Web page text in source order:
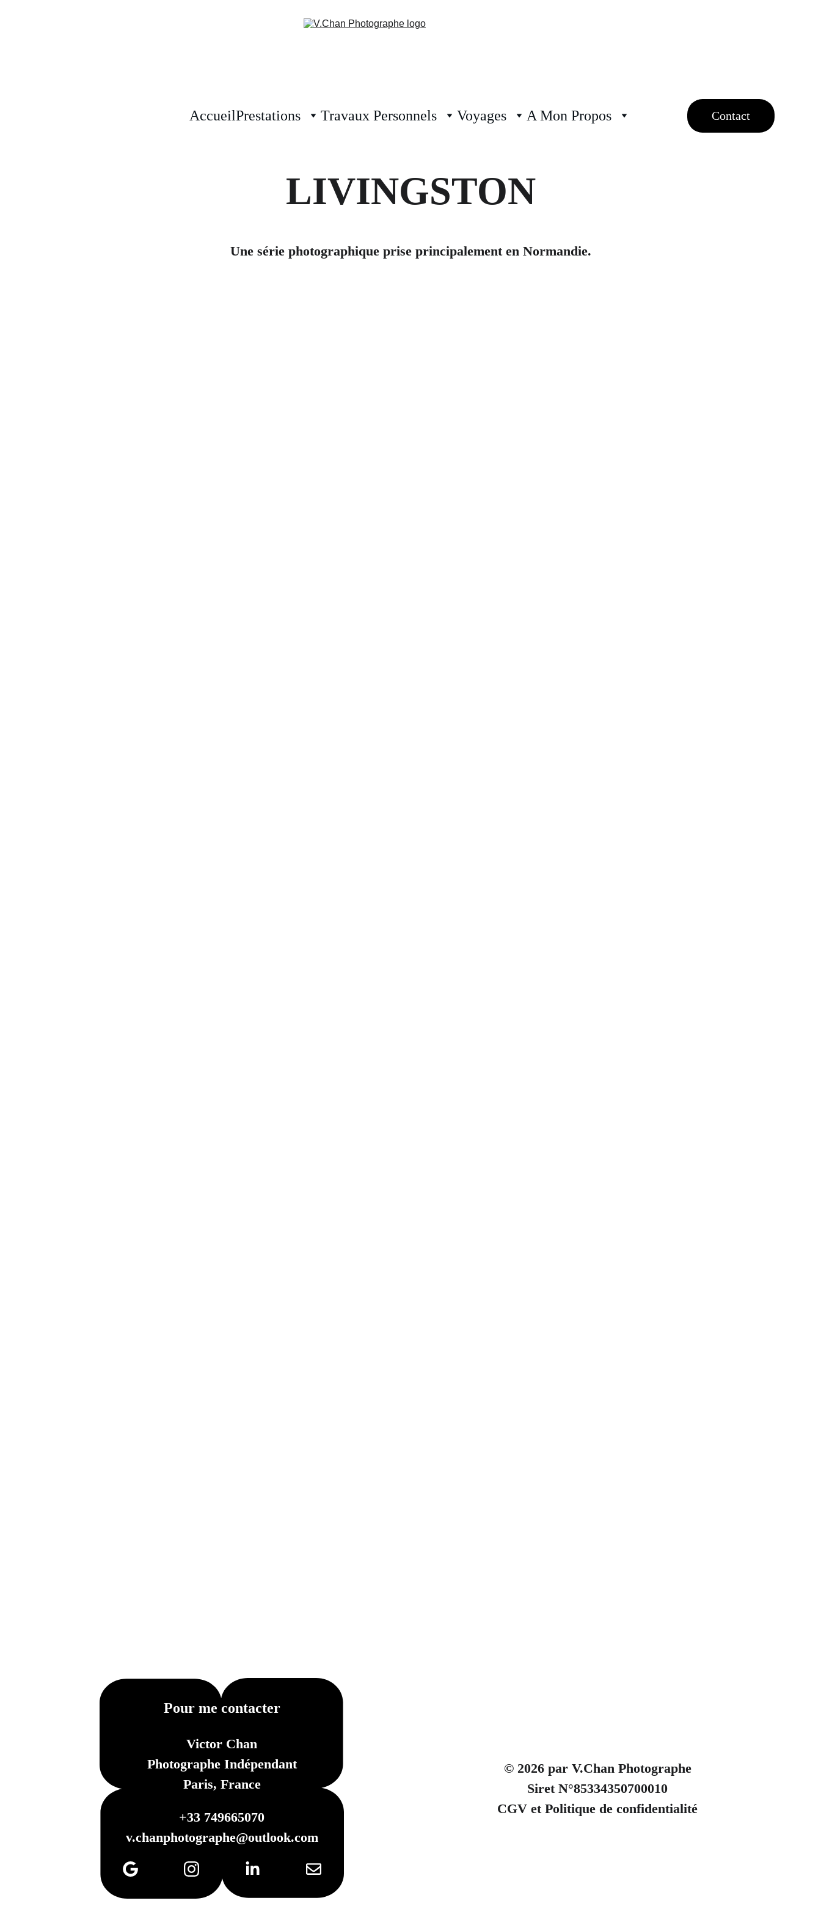
AccueilPrestations Travaux Personnels Voyages A Mon Propos Contact
LIVINGSTON
Une série photographique prise principalement en Normandie.
Pour me contacter
© 2026 par V.Chan Photographe
Siret N°85334350700010
CGV et Politique de confidentialité
Victor Chan
Photographe Indépendant
Paris, France
+33 749665070
v.chanphotographe@outlook.com